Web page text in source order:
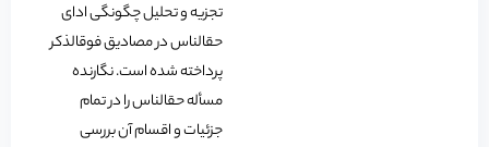
تجزیه و تحلیل چگونگی ادای
حق‏الناس در مصادیق فوق‏الذکر
پرداخته شده است. نگارنده
مسأله حق‏الناس را در تمام
جزئیات و اقسام آن بررسی